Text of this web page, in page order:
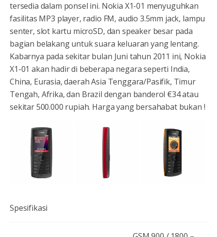
tersedia dalam ponsel ini. Nokia X1-01 menyuguhkan
fasilitas MP3 player, radio FM, audio 3.5mm jack, lampu
senter, slot kartu microSD, dan speaker besar pada
bagian belakang untuk suara keluaran yang lentang.
Kabarnya pada sekitar bulan Juni tahun 2011 ini, Nokia
X1-01 akan hadir di beberapa negara seperti India,
China, Eurasia, daerah Asia Tenggara/Pasifik, Timur
Tengah, Afrika, dan Brazil dengan banderol €34 atau
sekitar 500.000 rupiah. Harga yang bersahabat bukan !
Spesifikasi